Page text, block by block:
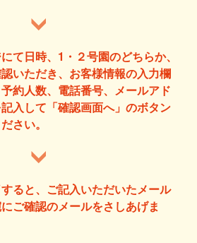
て日時、1・２号園のどちらか、
いただき、お客様情報の入力欄
約人数、電話番号、メールアド
入して「確認画面へ」のボタン
さい。
ると、ご記入いただいたメール
ご確認のメールをさしあげま